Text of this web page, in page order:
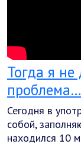
Тогда я не
проблема…
Сегодня в
собой,
находился 10